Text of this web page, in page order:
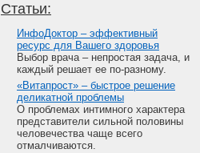
Статьи:
ИнфоДоктор – эффективный
ресурс для Вашего здоровья
Выбор врача – непростая задача, и
каждый решает ее по-разному.
«Витапрост» – быстрое решение
деликатной проблемы
О проблемах интимного характера
представители сильной половины
человечества чаще всего
отмалчиваются.